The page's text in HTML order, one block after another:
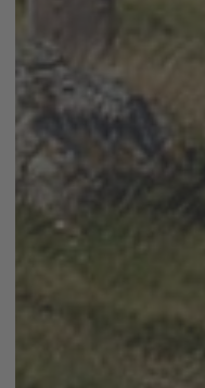
Hotel Scherer